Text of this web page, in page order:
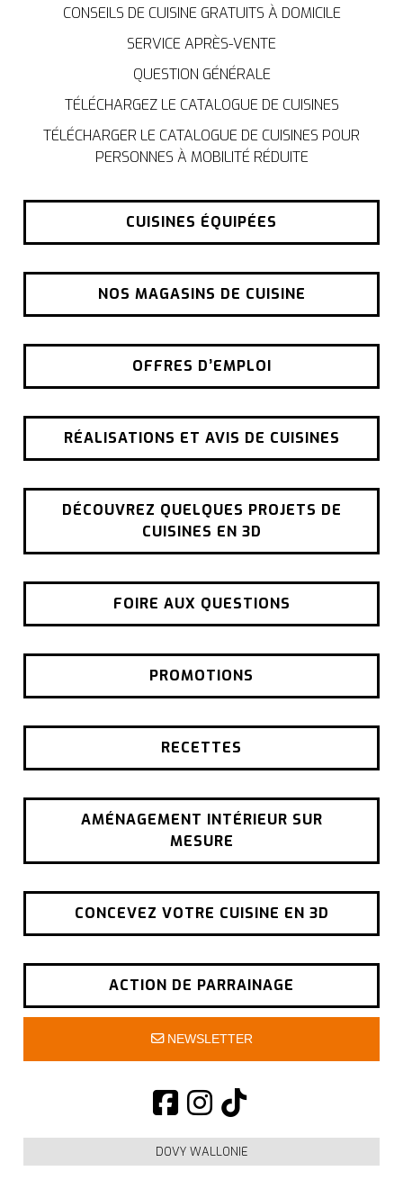
CONSEILS DE CUISINE GRATUITS À DOMICILE
SERVICE APRÈS-VENTE
QUESTION GÉNÉRALE
TÉLÉCHARGEZ LE CATALOGUE DE CUISINES
TÉLÉCHARGER LE CATALOGUE DE CUISINES POUR
PERSONNES À MOBILITÉ RÉDUITE
CUISINES ÉQUIPÉES
NOS MAGASINS DE CUISINE
OFFRES D’EMPLOI
RÉALISATIONS ET AVIS DE CUISINES
DÉCOUVREZ QUELQUES PROJETS DE
CUISINES EN 3D
FOIRE AUX QUESTIONS
PROMOTIONS
RECETTES
AMÉNAGEMENT INTÉRIEUR SUR
MESURE
CONCEVEZ VOTRE CUISINE EN 3D
ACTION DE PARRAINAGE
NEWSLETTER
DOVY WALLONIE